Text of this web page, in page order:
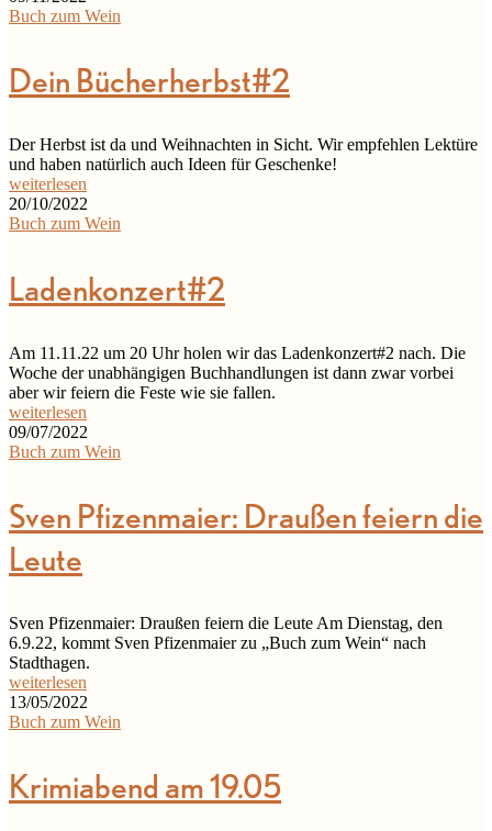
Buch zum Wein
Dein Bücherherbst#2
Der Herbst ist da und Weihnachten in Sicht. Wir empfehlen Lektüre
und haben natürlich auch Ideen für Geschenke!
weiterlesen
20/10/2022
Buch zum Wein
Ladenkonzert#2
Am 11.11.22 um 20 Uhr holen wir das Ladenkonzert#2 nach. Die
Woche der unabhängigen Buchhandlungen ist dann zwar vorbei
aber wir feiern die Feste wie sie fallen.
weiterlesen
09/07/2022
Buch zum Wein
Sven Pfizenmaier: Draußen feiern die
Leute
Sven Pfizenmaier: Draußen feiern die Leute Am Dienstag, den
6.9.22, kommt Sven Pfizenmaier zu „Buch zum Wein“ nach
Stadthagen.
weiterlesen
13/05/2022
Buch zum Wein
Krimiabend am 19.05